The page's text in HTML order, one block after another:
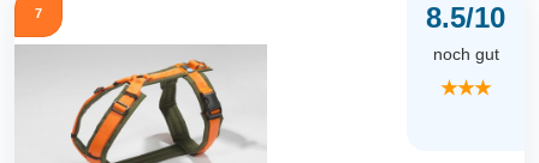
7 8.5/10
noch gut
★★★